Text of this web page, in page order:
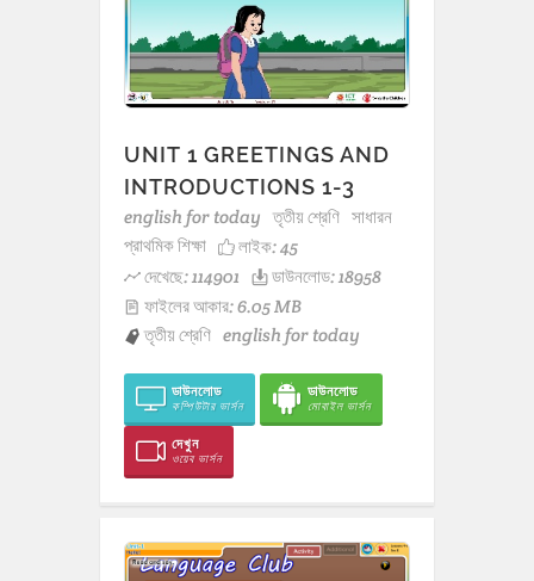
UNIT 1 GREETINGS AND
INTRODUCTIONS 1-3
english for today তৃতীয় শ্রেণি সাধারন
প্রাথমিক শিক্ষা
লাইক:45
দেখেছে: 114901
ডাউনলোড: 18958
ফাইলের আকার: 6.05 MB
তৃতীয় শ্রেণি english for today
ডাউনলোড
কম্পিউটার ভার্সন
ডাউনলোড
মোবাইল ভার্সন
দেখুন
ওয়েব ভার্সন